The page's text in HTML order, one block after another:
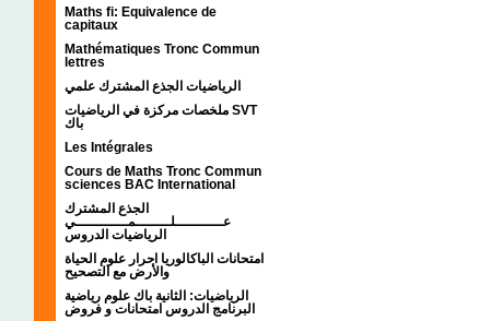
Maths fi: Equivalence de
capitaux
Mathématiques Tronc Commun
lettres
الرياضيات الجذع المشترك علمي
ملخصات مركزة في الرياضيات SVT
باك
Les Intégrales
Cours de Maths Tronc Commun
sciences BAC International
الجذع المشترك
عـــــــــــلــــــــمــــــــــــي
الرياضيات الدروس
امتحانات الباكالوريا احرار علوم الحياة
والأرض مع التصحيح
الرياضيات: الثانية باك علوم رياضية
البرنامج الدروس امتحانات و فروض